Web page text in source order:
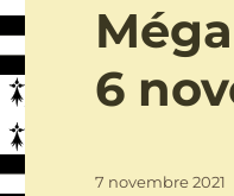
6
Publié
7 novembre 2021